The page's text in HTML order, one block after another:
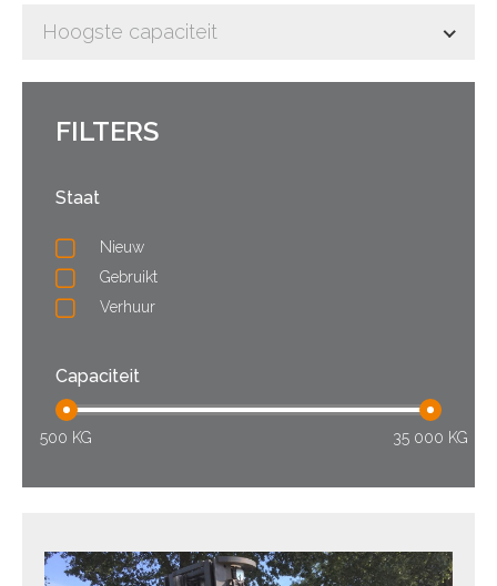
Hoogste capaciteit
FILTERS
Staat
Nieuw
Gebruikt
Verhuur
Capaciteit
500 KG 35 000 KG